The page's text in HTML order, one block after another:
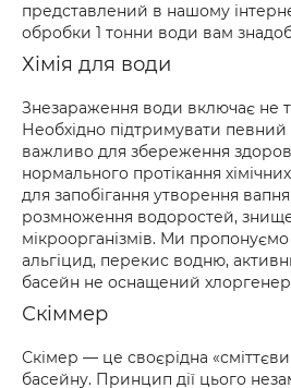
представлений в нашому
обробки 1 тонни води вам
Хімія для води
Знезараження води включає не
Необхідно підтримувати
важливо для збереження
нормального протікання
для запобігання утворення
розмноження водоростей,
мікроорганізмів. Ми пропонуємо
альгіцид, перекис водню,
басейн не оснащений
Скіммер
Скімер — це своєрідна
басейну. Принцип дії цього